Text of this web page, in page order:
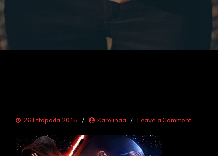
26 listopada 2015 Karolinaa Leave a Commenton